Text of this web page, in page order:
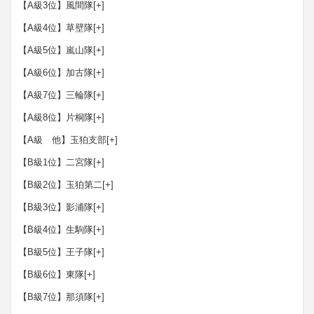
【A級3位】風間隊[+]
【A級4位】草壁隊[+]
【A級5位】嵐山隊[+]
【A級6位】加古隊[+]
【A級7位】三輪隊[+]
【A級8位】片桐隊[+]
【A級 他】玉狛支部[+]
【B級1位】二宮隊[+]
【B級2位】玉狛第二[+]
【B級3位】影浦隊[+]
【B級4位】生駒隊[+]
【B級5位】王子隊[+]
【B級6位】東隊[+]
【B級7位】那須隊[+]